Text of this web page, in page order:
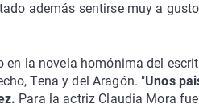
además sentirse muy a
la novela homónima del
Tena y del Aragón. "Unos
Para la actriz Claudia Mora